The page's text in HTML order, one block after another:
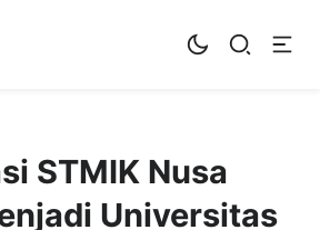
Bisnis
STMIK Nusa
Universitas